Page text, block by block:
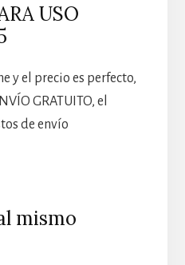
USO
y el precio es perfecto,
GRATUITO, el
de envío
mismo